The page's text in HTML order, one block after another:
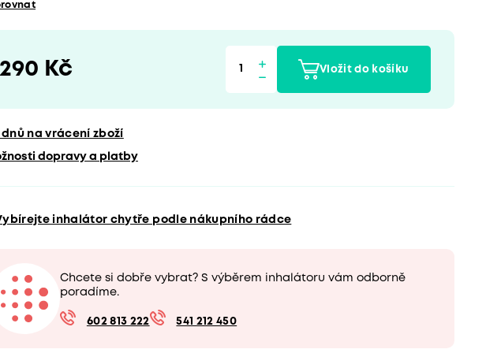
Kč Vložit do košíku
dnů na vrácení zboží
dopravy a platby
inhalátor chytře podle nákupního rádce
Chcete si dobře vybrat? S výběrem inhalátoru vám odborně
poradíme.
602 813 222 541 212 450